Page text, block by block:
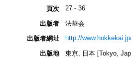
頁次 27 - 36
出版者
法華会
出版者網址
http://
出版地
東京, 日本 [Tokyo,